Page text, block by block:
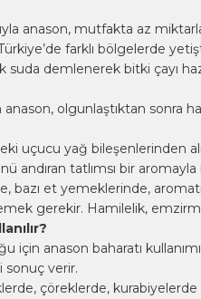
anason, mutfakta az
farklı bölgelerde
suda demlenerek bitki çayı
anason, olgunlaştıktan sonra
uçucu yağ bileşenlerinden
andıran tatlımsı bir aromayla
et yemeklerinde,
gerekir. Hamilelik,
için anason baharatı
sonuç verir.
çöreklerde,